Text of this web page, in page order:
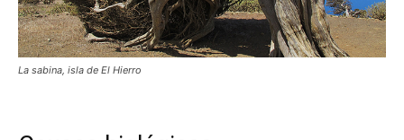
La sabina, isla de El Hierro